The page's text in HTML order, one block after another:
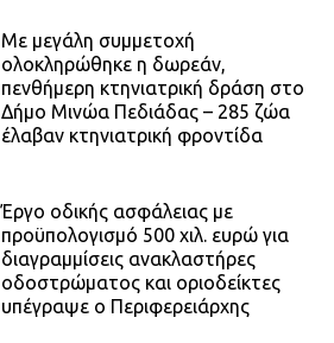
Με μεγάλη συμμετοχή
ολοκληρώθηκε η δωρεάν,
πενθήμερη κτηνιατρική δράση στο
Δήμο Μινώα Πεδιάδας – 285 ζώα
έλαβαν κτηνιατρική φροντίδα
Έργο οδικής ασφάλειας με
προϋπολογισμό 500 χιλ. ευρώ για
διαγραμμίσεις ανακλαστήρες
οδοστρώματος και οριοδείκτες
υπέγραψε ο Περιφερειάρχης